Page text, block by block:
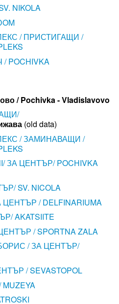
NIKOLA
/ ПРИСТИГАЩИ /
POCHIVKA
/ Pochivka - Vladislavovo
(old data)
/ ЗАМИНАВАЩИ /
ЗА ЦЕНТЪР/ POCHIVKA
SV. NICOLA
/ DELFINARIUMA
AKATSIITE
/ SPORTNA ZALA
/ ЗА ЦЕНТЪР/
/ SEVASTOPOL